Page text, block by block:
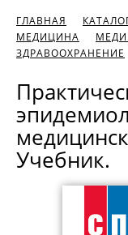
ГЛАВНАЯ
МЕДИЦИНА
ЗДРАВООХРАНЕНИЕ
Учебник.